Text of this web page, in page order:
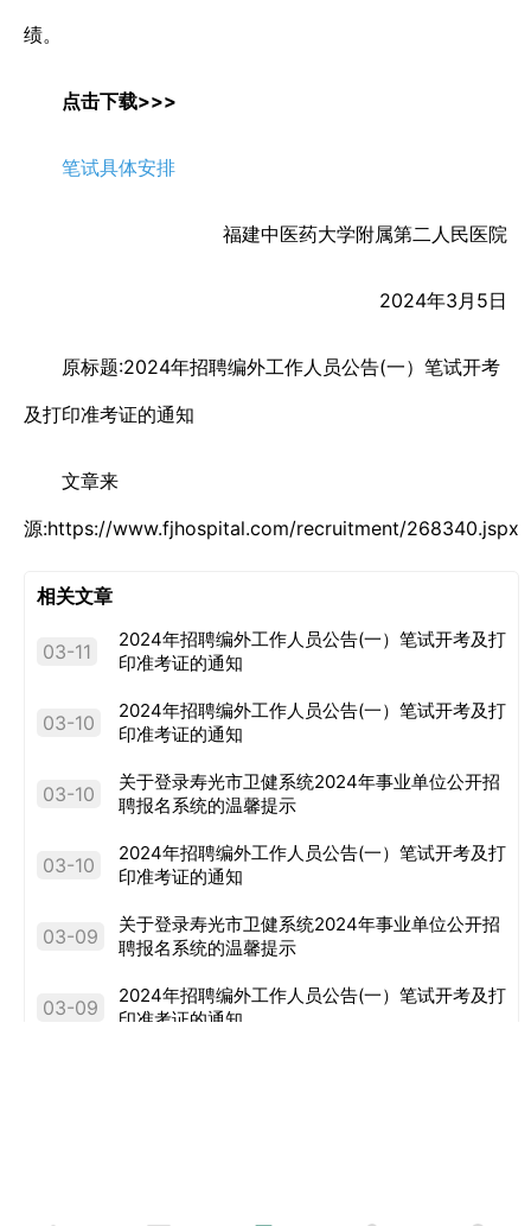
绩。
点击下载>>>
笔试具体安排
福建中医药大学附属第二人民医院
2024年3月5日
原标题:2024年招聘编外工作人员公告(一）笔试开考
及打印准考证的通知
文章来
源:https://www.fjhospital.com/recruitment/268340.jspx
相关文章
03-11
2024年招聘编外工作人员公告(一）笔试开考及打
印准考证的通知
03-10
2024年招聘编外工作人员公告(一）笔试开考及打
印准考证的通知
03-10
关于登录寿光市卫健系统2024年事业单位公开招
聘报名系统的温馨提示
03-10
2024年招聘编外工作人员公告(一）笔试开考及打
印准考证的通知
03-09
关于登录寿光市卫健系统2024年事业单位公开招
聘报名系统的温馨提示
03-09
2024年招聘编外工作人员公告(一）笔试开考及打
印准考证的通知
03-07